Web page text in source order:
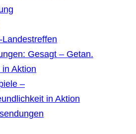
Gesagt – Getan.
Aktion
–
in Aktion